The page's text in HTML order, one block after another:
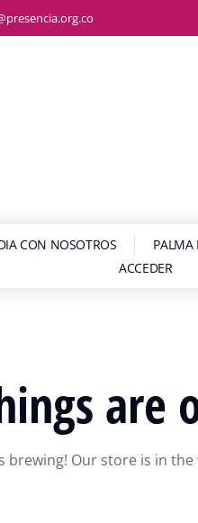
CON NOSOTROS PALMA
ACCEDER
are
brewing! Our store is in